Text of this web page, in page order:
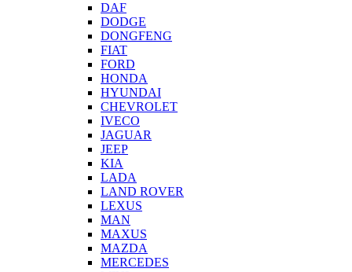
DAF
DODGE
DONGFENG
FIAT
FORD
HONDA
HYUNDAI
CHEVROLET
IVECO
JAGUAR
JEEP
KIA
LADA
LAND ROVER
LEXUS
MAN
MAXUS
MAZDA
MERCEDES